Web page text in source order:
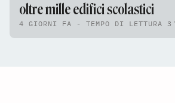
oltre mille edifici scolastici
4 GIORNI FA - TEMPO DI LETTURA 3'